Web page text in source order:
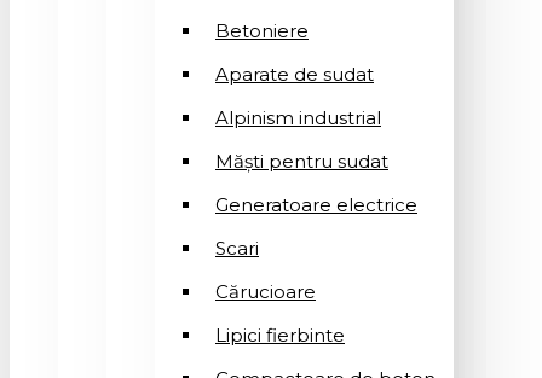
Betoniere
Aparate de sudat
Alpinism industrial
Măști pentru sudat
Generatoare electrice
Scari
Cărucioare
Lipici fierbinte